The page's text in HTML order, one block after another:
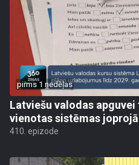
pirms 1 nedēļas
Latviešu valodas
vienotas sistēmas
410. epizode